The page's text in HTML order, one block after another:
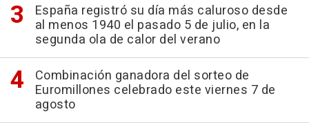
España registró su día más caluroso desde
al menos 1940 el pasado 5 de julio, en la
segunda ola de calor del verano
Combinación ganadora del sorteo de
Euromillones celebrado este viernes 7 de
agosto